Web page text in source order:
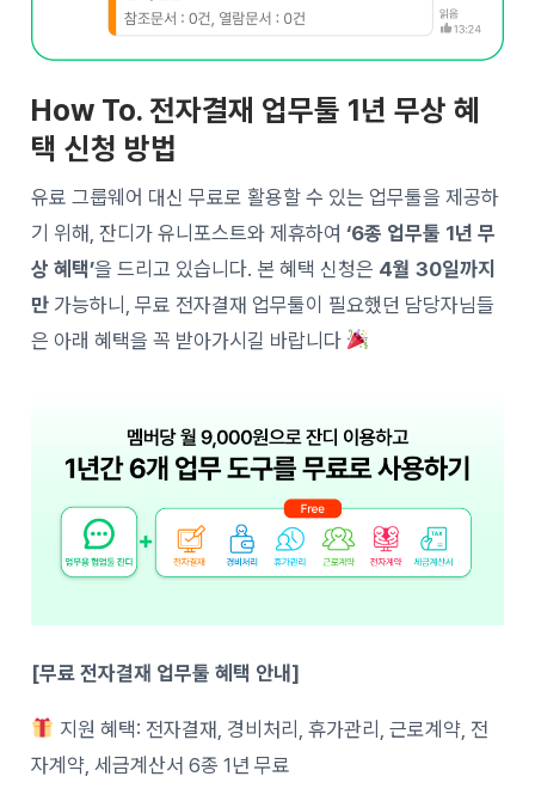
How To. 전자결재 업무툴 1년 무상 혜
택 신청 방법
유료 그룹웨어 대신 무료로 활용할 수 있는 업무툴을 제공하
기 위해, 잔디가 유니포스트와 제휴하여 ‘6종 업무툴 1년 무
상 혜택’을 드리고 있습니다. 본 혜택 신청은 4월 30일까지
만 가능하니, 무료 전자결재 업무툴이 필요했던 담당자님들
은 아래 혜택을 꼭 받아가시길 바랍니다
[무료 전자결재 업무툴 혜택 안내]
지원 혜택: 전자결재, 경비처리, 휴가관리, 근로계약, 전
자계약, 세금계산서 6종 1년 무료